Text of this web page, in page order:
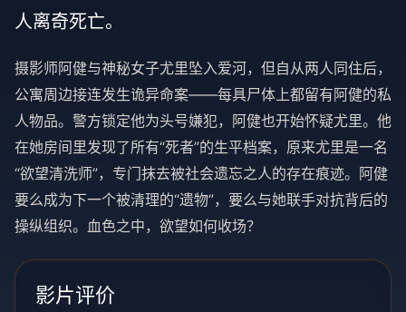
人离奇死亡。
摄影师阿健与神秘女子尤里坠入爱河，但自从两人同住后，
公寓周边接连发生诡异命案——每具尸体上都留有阿健的私
人物品。警方锁定他为头号嫌犯，阿健也开始怀疑尤里。他
在她房间里发现了所有“死者”的生平档案，原来尤里是一名
“欲望清洗师”，专门抹去被社会遗忘之人的存在痕迹。阿健
要么成为下一个被清理的“遗物”，要么与她联手对抗背后的
操纵组织。血色之中，欲望如何收场？
影片评价